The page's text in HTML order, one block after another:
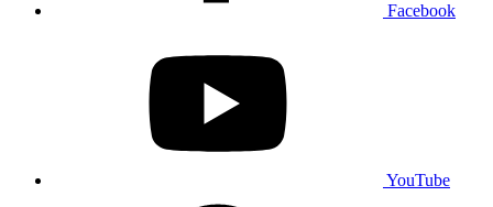
Facebook
YouTube